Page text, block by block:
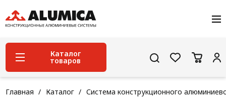
О компании
Услуги
Сервис и поддержка
Проекты
Контакты
Каталог
товаров
Система конструкционного алюминиевого
профиля
Главная Каталог Система конструкционного